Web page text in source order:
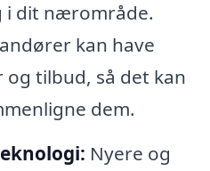
dit nærområde.
kan have
tilbud, så det kan
dem.
Nyere og